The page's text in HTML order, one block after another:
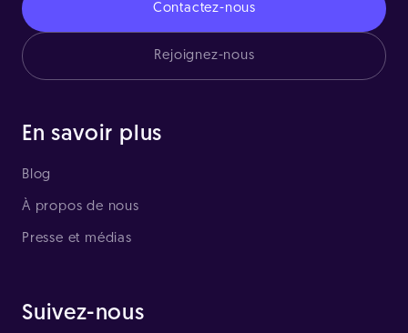
Contactez-nous
Rejoignez-nous
En savoir plus
Blog
À propos de nous
Presse et médias
Suivez-nous